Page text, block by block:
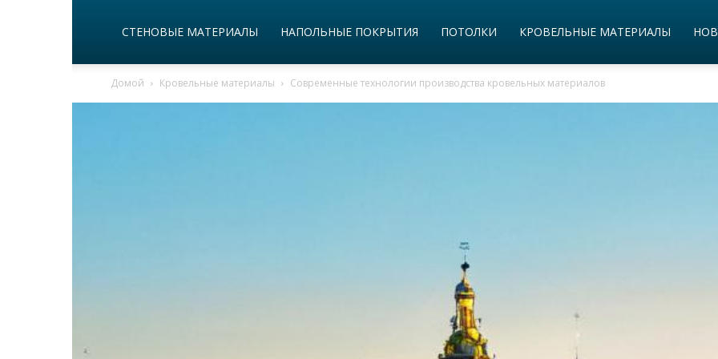
СТЕНОВЫЕ МАТЕРИАЛЫ НАПОЛЬНЫЕ ПОКРЫТИЯ ПОТОЛКИ КРОВЕЛЬНЫЕ МАТЕРИАЛЫ
Домой Кровельные материалы Современные технологии производства кровельных материалов